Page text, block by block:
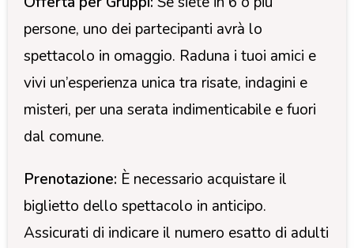
persone, uno dei partecipanti avrà lo
spettacolo in omaggio. Raduna i tuoi amici e
vivi un’esperienza unica tra risate, indagini e
misteri, per una serata indimenticabile e fuori
dal comune.
Prenotazione: È necessario acquistare il
biglietto dello spettacolo in anticipo.
Assicurati di indicare il numero esatto di adulti